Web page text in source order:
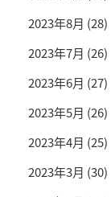
2023年8月 (28)
2023年7月 (26)
2023年6月 (27)
2023年5月 (26)
2023年4月 (25)
2023年3月 (30)